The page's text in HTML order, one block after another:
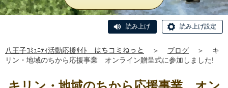
読み上げ 読み上げ設定
八王子ｺﾐｭﾆﾃｨ活動応援ｻｲﾄ はちコミねっと ＞ ブログ ＞
キ
リン・地域のちから応援事業 オンライン贈呈式に参加しました!